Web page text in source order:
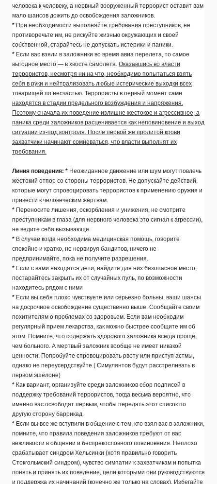
человека к человеку, а нервный вооруженный террорист оставит вам
мало шансов дожить до освобождения заложников.
* При необходимости выполняйте требования преступников, не
противоречьте им, не рискуйте жизнью окружающих и своей
собственной, старайтесь не допускать истерики и паники.
* Если вас взяли в заложники во время авиа перелета, то самое
выгодное место — в хвосте самолета. Оказавшись во власти
террористов, несмотря ни на что, необходимо попытаться взять
себя в руки и нейтрализовать любые истерические выходки всех
товарищей по несчастью. Террористы в первый момент сами
находятся в стадии предельного возбуждения и напряжения.
Поэтому сначала их поведение излишне жестокое и агрессивное, а
паника среди заложников расценивается как неповиновение и выход
ситуации из-под контроля. После первой же пролитой крови
захватчики начинают сомневаться, что власти выполнят их
требования.
Линия поведения: * Неожиданное движение или шум могут повлечь
жестокий отпор со стороны террористов. Не допускайте действий,
которые могут спровоцировать террористов к применению оружия и
привести к человеческим жертвам.
* Переносите лишения, оскорбления и унижения, не смотрите
преступникам в глаза (для нервного человека это сигнал к агрессии),
не ведите себя вызывающе.
* В случае когда необходима медицинская помощь, говорите
спокойно и кратко, не нервируя бандитов, ничего не
предпринимайте, пока не получите разрешения.
* Если с вами находятся дети, найдите для них безопасное место,
постарайтесь закрыть их от случайных пуль, по возможности
находитесь рядом с ними
* Если вы себя плохо чувствуете или серьезно больны, ваши шансы
на досрочное освобождение существенно выше. Сообщайте своим
похитителям о проблемах со здоровьем. Если вам необходим
регулярный прием лекарства, как можно быстрее сообщите им об
этом. Помните, что содержать здорового заложника всегда проще,
чем больного. А мертвый заложник вообще не имеет никакой
ценности. Попробуйте спровоцировать рвоту или приступ астмы,
однако не переусердствуйте.( Симулянтов будут расстреливать в
первом эшелоне)
* Как вариант, организуйте среди заложников сбор подписей в
поддержку требований террористов, тогда весьма вероятно, что
именно вас освободят первым, чтобы передать этот список по
другую сторону баррикад.
* Если вы все же вступили в общение с тем, кто взял вас в заложники,
помните, что правила поведения заложников требуют от вас
вежливости в общении и беспрекословного повиновения. Неплохо
срабатывает синдром Хельсинки (хотя правильно говорить
Стокгольмский синдром), чувство симпатии к захватчикам и попытка
понять и принять их поведение, цели которыми они руководствуются
и поддержка их начинаний (конечно же только на словах). Избегайте